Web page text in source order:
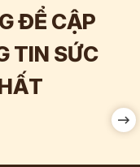
ĐỂ CẬP
TIN SỨC